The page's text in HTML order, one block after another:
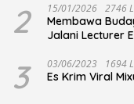
2 15/01/2026 2746
Membawa
Jalani Lecturer
3 03/06/2023 1694
Es Krim Viral